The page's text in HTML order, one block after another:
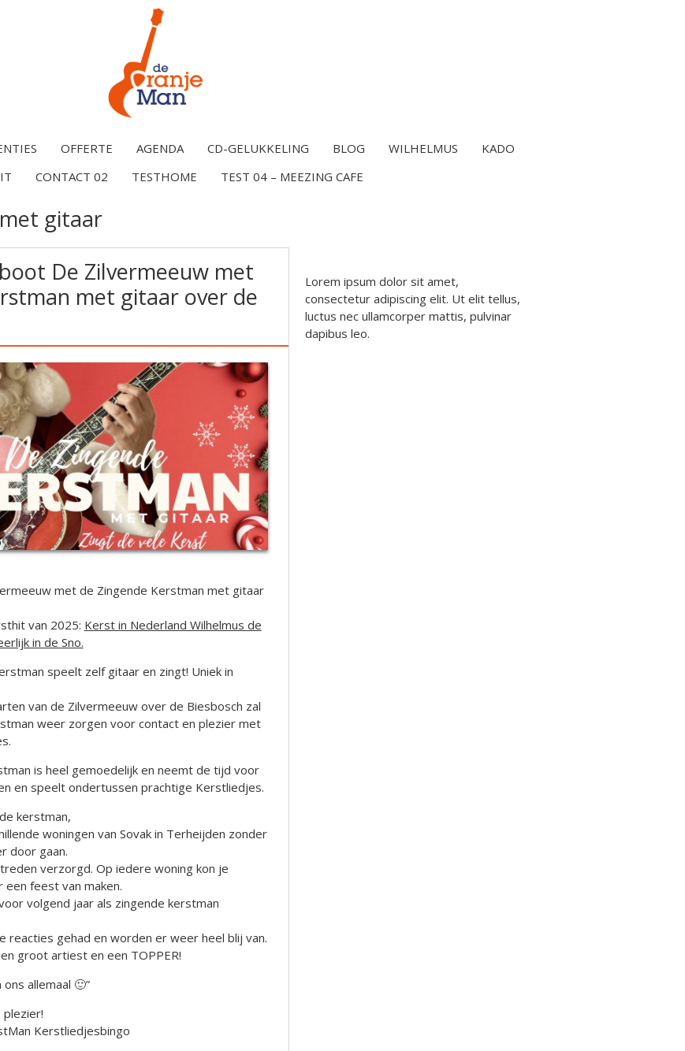
OFFERTE AGENDA CD-GELUKKELING BLOG WILHELMUS
KADO
CONTACT 02 TESTHOME TEST 04 – MEEZING CAFE
gitaar
De Zilvermeeuw met
met gitaar over de
met de Zingende Kerstman met gitaar
van 2025: Kerst in Nederland Wilhelmus de
in de Sno.
speelt zelf gitaar en zingt! Uniek in
van de Zilvermeeuw over de Biesbosch zal
weer zorgen voor contact en plezier met
is heel gemoedelijk en neemt de tijd voor
en speelt ondertussen prachtige Kerstliedjes.
kerstman,
woningen van Sovak in Terheijden zonder
door gaan.
verzorgd. Op iedere woning kon je
feest van maken.
volgend jaar als zingende kerstman
reacties gehad en worden er weer heel blij van.
groot artiest en een TOPPER!
allemaal 🙂”
plezier!
Kerstliedjesbingo
Lorem ipsum dolor sit amet,
consectetur adipiscing elit. Ut elit tellus,
luctus nec ullamcorper mattis, pulvinar
dapibus leo.